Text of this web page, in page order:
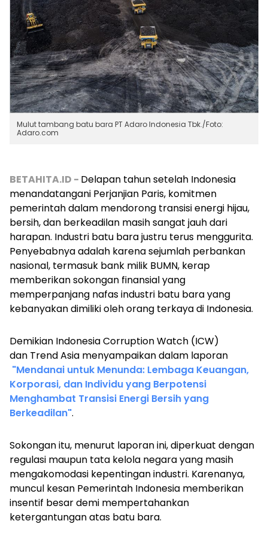
Mulut tambang batu bara PT Adaro Indonesia Tbk./Foto:
Adaro.com
BETAHITA.ID - Delapan tahun setelah Indonesia
menandatangani Perjanjian Paris, komitmen
pemerintah dalam mendorong transisi energi hijau,
bersih, dan berkeadilan masih sangat jauh dari
harapan. Industri batu bara justru terus menggurita.
Penyebabnya adalah karena sejumlah perbankan
nasional, termasuk bank milik BUMN, kerap
memberikan sokongan finansial yang
memperpanjang nafas industri batu bara yang
kebanyakan dimiliki oleh orang terkaya di Indonesia.
Demikian Indonesia Corruption Watch (ICW)
dan Trend Asia menyampaikan dalam laporan
"Mendanai untuk Menunda: Lembaga Keuangan,
Korporasi, dan Individu yang Berpotensi
Menghambat Transisi Energi Bersih yang
Berkeadilan".
Sokongan itu, menurut laporan ini, diperkuat dengan
regulasi maupun tata kelola negara yang masih
mengakomodasi kepentingan industri. Karenanya,
muncul kesan Pemerintah Indonesia memberikan
insentif besar demi mempertahankan
ketergantungan atas batu bara.